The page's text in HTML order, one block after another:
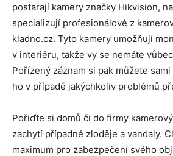
postarají kamery značky Hikvision,
specializují profesionálové z
kladno.cz. Tyto kamery umožňují
v interiéru, takže vy se nemáte
Pořízený záznam si pak můžete
ho v případě jakýchkoliv problémů
Pořiďte si domů či do firmy
zachytí případné zloděje a vandaly.
maximum pro zabezpečení svého